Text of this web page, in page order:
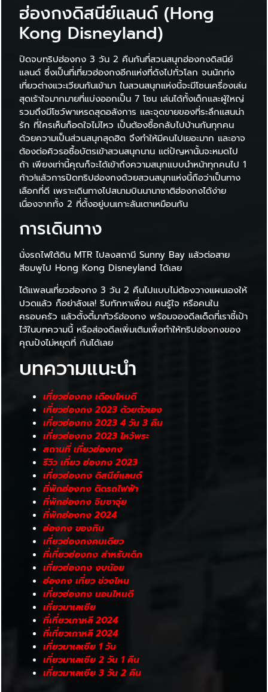
ฮ่องกงดิสนีย์แลนด์ (Hong
Kong Disneyland)
ปิดจบทริปฮ่องกง 3 วัน 2 คืนกันที่สวนสนุกฮ่องกงดิสนีย์
แลนด์ ซึ่งเป็นที่เที่ยวฮ่องกงอีกแห่งที่ดังไปทั่วโลก จนนักท่ง
เที่ยวต่างแวะเวียนกันเข้ามา ในสวนสนุกแห่งนี้จะมีโซนเครื่องเล่น
สุดเร้าใจมากมายที่แบ่งออกเป็น 7 โซน เล่นได้ทั้งเด็กและผู้ใหญ่
รวมถึงมีโชว์พาเหรดสุดอลังการ และจุดขายของที่ระลึกแสนน่า
รัก ที่ใครเห็นก็อดใจไม่ไหว เป็นต้องซื้อกลับไปบ้านกันทุกคน
ด้วยความเป็นส่วนสนุกสุดฮิต จึงทำให้มีคนไปเยอะมาก และอาจ
ต้องต่อคิวรอซื้อบัตรเข้าสวนสนุกนาน แต่ปัญหานั้นจะหมดไป
ถ้า เพียงเท่านี้คุณก็จะได้เข้าถึงความสนุกแบบนำหน้าทุกคนไป 1
ก้าว!แล้วการปิดทริปฮ่องกงด้วยสวนสนุกแห่งนี้ถือว่าเป็นทาง
เลือกที่ดี เพราะเดินทางไปสนามบินนานาชาติฮ่องกงได้ง่าย
เนื่องจากทั้ง 2 ที่ตั้งอยู่บนเกาะลันเตาเหมือนกัน
การเดินทาง
นั่งรถไฟใต้ดิน MTR ไปลงสถานี Sunny Bay แล้วต่อสาย
สีชมพูไป Hong Kong Disneyland ได้เลย
ได้แพลนเที่ยวฮ่องกง 3 วัน 2 คืนไปแบบไม่ต้องวางแผนเองให้
ปวดแล้ว ก็อย่าลังเล! รีบทักหาเพื่อน คนรู้ใจ หรือคนใน
ครอบครัว แล้วตั้งตี้มาทัวร์ฮ่องกง พร้อมจองดีลเด็ดที่เราชี้เป้า
ไว้ในบทความนี้ หรือส่องดีลเพิ่มเติมเพื่อทำให้ทริปฮ่องกงของ
คุณปังไม่หยุดที่ กันได้เลย
บทความแนะนำ
เที่ยวฮ่องกง เดือนไหนดี
เที่ยวฮ่องกง 2023 ด้วยตัวเอง
เที่ยวฮ่องกง 2023 4 วัน 3 คืน
เที่ยวฮ่องกง 2023 ไหว้พระ
สถานที่ เที่ยวฮ่องกง
รีวิว เที่ยว ฮ่องกง 2023
เที่ยวฮ่องกง ดิสนีย์แลนด์
ที่พักฮ่องกง ติดรถไฟฟ้า
ที่พักฮ่องกง จิมซาจุ่ย
ที่พักฮ่องกง 2024
ฮ่องกง ของกิน
เที่ยวฮ่องกงคนเดียว
ที่เที่ยวฮ่องกง สําหรับเด็ก
เที่ยวฮ่องกง งบน้อย
ฮ่องกง เที่ยว ช่วงไหน
เที่ยวฮ่องกง นอนไหนดี
เที่ยวมาเลเซีย
ที่เที่ยวเกาหลี 2024
ที่เที่ยวเกาหลี 2024
เที่ยวมาเลเซีย 1 วัน
เที่ยวมาเลเซีย 2 วัน 1 คืน
เที่ยวมาเลเซีย 3 วัน 2 คืน